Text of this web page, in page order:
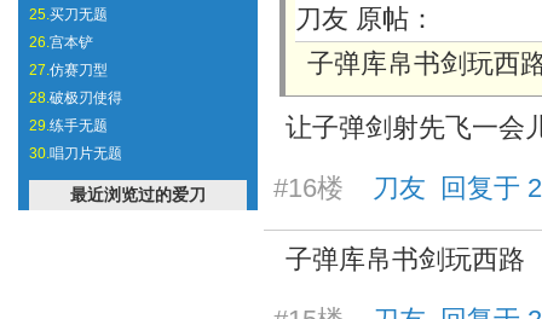
25.买刀无题
26.宫本铲
27.仿赛刀型
28.破极刃使得
29.练手无题
30.唱刀片无题
最近浏览过的爱刀
刀友 原帖：
子弹库帛书剑玩西
让子弹剑射先飞一会
#16楼 刀友 回复于
子弹库帛书剑玩西路